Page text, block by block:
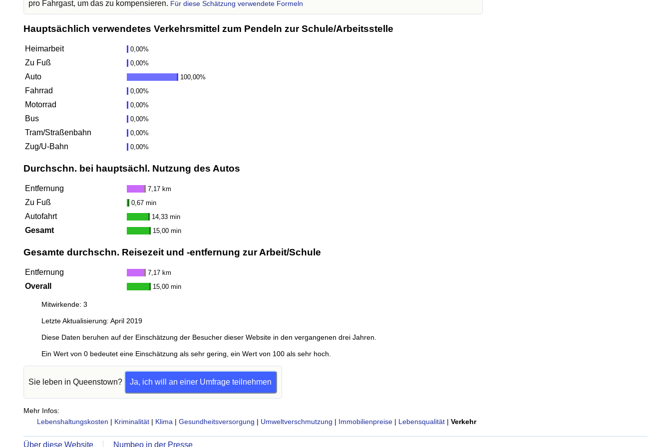
pro Fahrgast, um das zu kompensieren. Für diese Schätzung verwendete Formeln
Hauptsächlich verwendetes Verkehrsmittel zum Pendeln zur Schule/Arbeitsstelle
Heimarbeit 0,00%
Zu Fuß 0,00%
Auto 100,00%
Fahrrad 0,00%
Motorrad 0,00%
Bus 0,00%
Tram/Straßenbahn 0,00%
Zug/U-Bahn 0,00%
Durchschn. bei hauptsächl. Nutzung des Autos
Entfernung 7,17 km
Zu Fuß 0,67 min
Autofahrt 14,33 min
Gesamt 15,00 min
Gesamte durchschn. Reisezeit und -entfernung zur Arbeit/Schule
Entfernung 7,17 km
Overall 15,00 min
Mitwirkende: 3
Letzte Aktualisierung: April 2019
Diese Daten beruhen auf der Einschätzung der Besucher dieser Website in den vergangenen drei Jahren.
Ein Wert von 0 bedeutet eine Einschätzung als sehr gering, ein Wert von 100 als sehr hoch.
Sie leben in Queenstown? Ja, ich will an einer Umfrage teilnehmen
Mehr Infos:
Lebenshaltungskosten | Kriminalität | Klima | Gesundheitsversorgung | Umweltverschmutzung | Immobilienpreise | Lebensqualität | Verkehr
Über diese Website Numbeo in der Presse